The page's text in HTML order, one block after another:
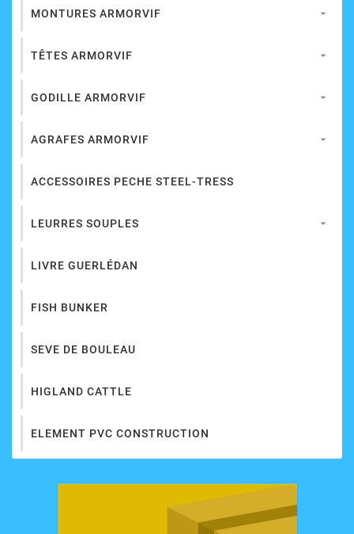
MONTURES ARMORVIF 
TÊTES ARMORVIF 
GODILLE ARMORVIF 
AGRAFES ARMORVIF 
ACCESSOIRES PECHE STEEL-TRESS
LEURRES SOUPLES 
LIVRE GUERLÉDAN
FISH BUNKER
SEVE DE BOULEAU
HIGLAND CATTLE
ELEMENT PVC CONSTRUCTION